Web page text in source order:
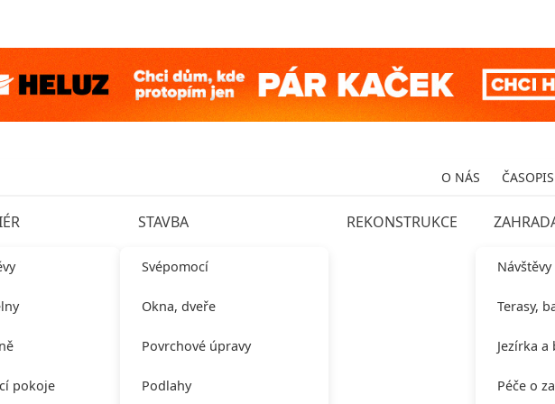
O NÁS ČASOPIS
pokoje
STAVBA
Svépomocí
Okna, dveře
Povrchové úpravy
Podlahy
REKONSTRUKCE
Terasy,
Jezírka a
Péče o